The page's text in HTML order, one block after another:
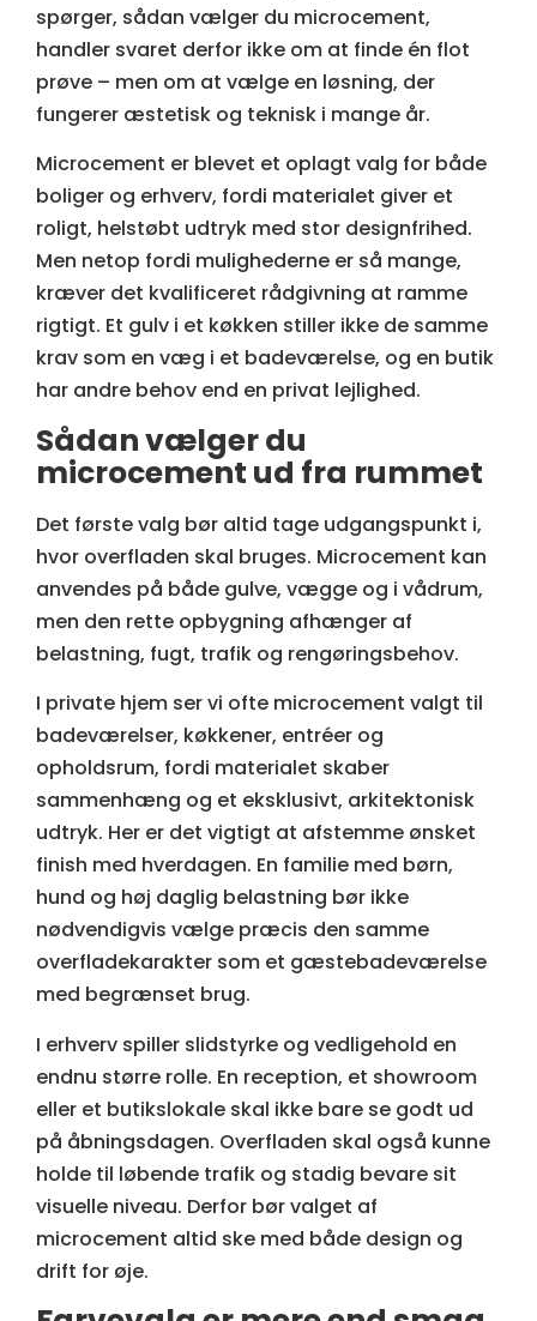
spørger, sådan vælger du microcement,
handler svaret derfor ikke om at finde én flot
prøve – men om at vælge en løsning, der
fungerer æstetisk og teknisk i mange år.
Microcement er blevet et oplagt valg for både
boliger og erhverv, fordi materialet giver et
roligt, helstøbt udtryk med stor designfrihed.
Men netop fordi mulighederne er så mange,
kræver det kvalificeret rådgivning at ramme
rigtigt. Et gulv i et køkken stiller ikke de samme
krav som en væg i et badeværelse, og en butik
har andre behov end en privat lejlighed.
Sådan vælger du
microcement ud fra rummet
Det første valg bør altid tage udgangspunkt i,
hvor overfladen skal bruges. Microcement kan
anvendes på både gulve, vægge og i vådrum,
men den rette opbygning afhænger af
belastning, fugt, trafik og rengøringsbehov.
I private hjem ser vi ofte microcement valgt til
badeværelser, køkkener, entréer og
opholdsrum, fordi materialet skaber
sammenhæng og et eksklusivt, arkitektonisk
udtryk. Her er det vigtigt at afstemme ønsket
finish med hverdagen. En familie med børn,
hund og høj daglig belastning bør ikke
nødvendigvis vælge præcis den samme
overfladekarakter som et gæstebadeværelse
med begrænset brug.
I erhverv spiller slidstyrke og vedligehold en
endnu større rolle. En reception, et showroom
eller et butikslokale skal ikke bare se godt ud
på åbningsdagen. Overfladen skal også kunne
holde til løbende trafik og stadig bevare sit
visuelle niveau. Derfor bør valget af
microcement altid ske med både design og
drift for øje.